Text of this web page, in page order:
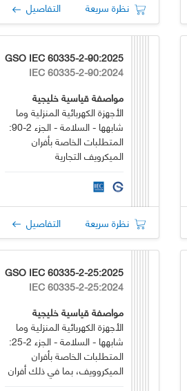
نظرة سريعة التفاصيل
GSO IEC 60335-2-90:2025
IEC 60335-2-90:2024
مواصفة قياسية خليجية
الأجهزة الكهربائية المنزلية وما
شابهها - السلامة - الجزء 2-90:
المتطلبات الخاصة بأفران
الميكرويف التجارية
نظرة سريعة التفاصيل
GSO IEC 60335-2-25:2025
IEC 60335-2-25:2024
مواصفة قياسية خليجية
الأجهزة الكهربائية المنزلية وما
شابهها - السلامة - الجزء 2-25:
المتطلبات الخاصة بأفران
الميكروويف، بما في ذلك أفران